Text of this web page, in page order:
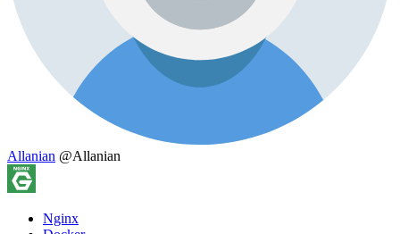
Allanian @Allanian
Nginx